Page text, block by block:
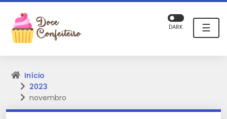
☰
DARK
Início
2023
novembro